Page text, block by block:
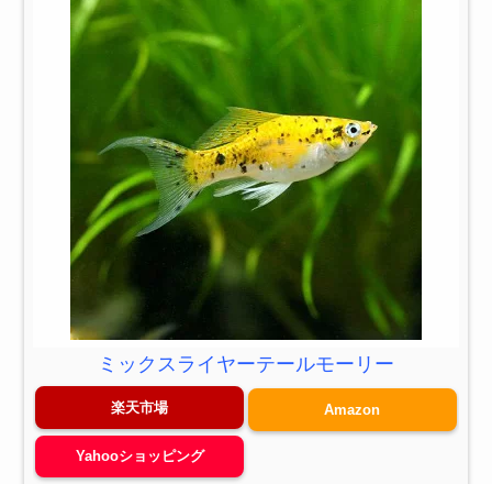
ミックスライヤーテールモーリー
楽天市場 Amazon
Yahooショッピング